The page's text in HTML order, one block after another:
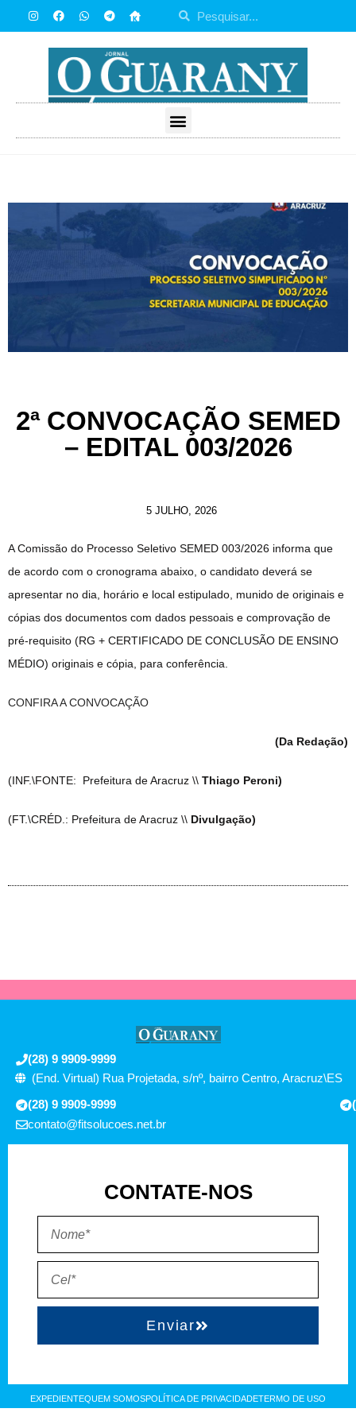
2ª CONVOCAÇÃO SEMED
– EDITAL 003/2026
5 JULHO, 2026
A Comissão do Processo Seletivo SEMED 003/2026 informa que
de acordo com o cronograma abaixo, o candidato deverá se
apresentar no dia, horário e local estipulado, munido de originais e
cópias dos documentos com dados pessoais e comprovação de
pré-requisito (RG + CERTIFICADO DE CONCLUSÃO DE ENSINO
MÉDIO) originais e cópia, para conferência.
CONFIRA A CONVOCAÇÃO
(Da Redação)
(INF.\FONTE: Prefeitura de Aracruz \\ Thiago Peroni)
(FT.\CRÉD.: Prefeitura de Aracruz \\ Divulgação)
(28) 9 9909-9999
(End. Virtual) Rua Projetada, s/nº, bairro Centro, Aracruz\ES
(28) 9 9909-9999
contato@fitsolucoes.net.br
CONTATE-NOS
Enviar
EXPEDIENTEQUEM SOMOSPOLÍTICA DE PRIVACIDADETERMO DE USO